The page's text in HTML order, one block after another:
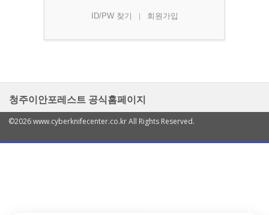
ID/PW 찾기 회원가입
청주이안포레스트 공식홈페이지
©2026 www.cyberknifecenter.co.kr All Rights Reserved.